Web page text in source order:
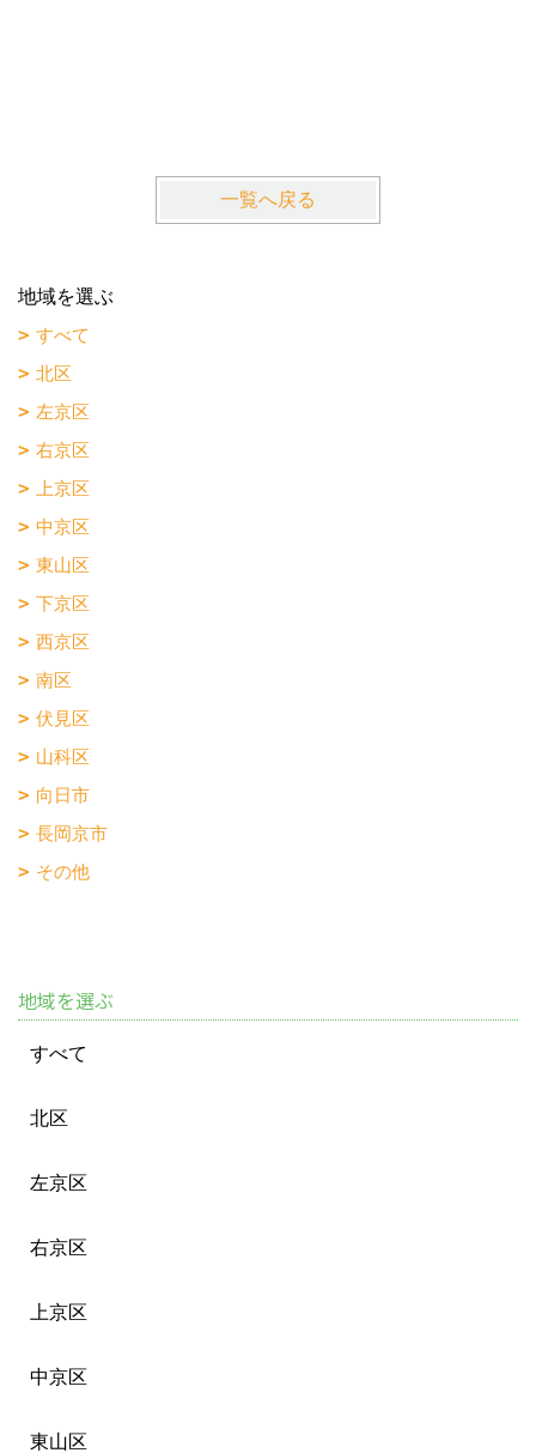
一覧へ戻る
地域を選ぶ
すべて
北区
左京区
右京区
上京区
中京区
東山区
下京区
西京区
南区
伏見区
山科区
向日市
長岡京市
その他
地域を選ぶ
すべて
北区
左京区
右京区
上京区
中京区
東山区